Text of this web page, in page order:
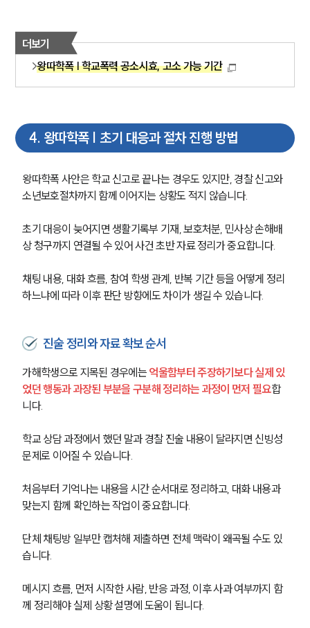
더보기
왕따학폭 | 학교폭력 공소시효, 고소 가능 기간
4. 왕따학폭 | 초기 대응과 절차 진행 방법
왕따학폭 사안은 학교 신고로 끝나는 경우도 있지만, 경찰 신고와
소년보호절차까지 함께 이어지는 상황도 적지 않습니다.
초기 대응이 늦어지면 생활기록부 기재, 보호처분, 민사상 손해배
상 청구까지 연결될 수 있어 사건 초반 자료 정리가 중요합니다.
채팅 내용, 대화 흐름, 참여 학생 관계, 반복 기간 등을 어떻게 정리
하느냐에 따라 이후 판단 방향에도 차이가 생길 수 있습니다.
진술 정리와 자료 확보 순서
가해학생으로 지목된 경우에는 억울함부터 주장하기보다 실제 있
었던 행동과 과장된 부분을 구분해 정리하는 과정이 먼저 필요합
니다.
학교 상담 과정에서 했던 말과 경찰 진술 내용이 달라지면 신빙성
문제로 이어질 수 있습니다.
처음부터 기억나는 내용을 시간 순서대로 정리하고, 대화 내용과
맞는지 함께 확인하는 작업이 중요합니다.
단체 채팅방 일부만 캡처해 제출하면 전체 맥락이 왜곡될 수도 있
습니다.
메시지 흐름, 먼저 시작한 사람, 반응 과정, 이후 사과 여부까지 함
께 정리해야 실제 상황 설명에 도움이 됩니다.